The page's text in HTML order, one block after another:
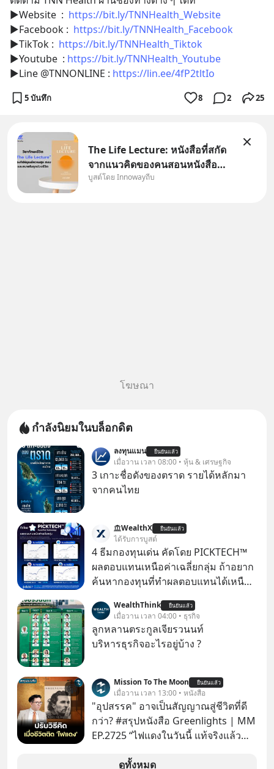
▶Website  : https://bit.ly/TNNHealth_Website
▶Facebook : https://bit.ly/TNNHealth_Facebook
▶TikTok : https://bit.ly/TNNHealth_Tiktok
▶Youtube  : https://bit.ly/TNNHealth_Youtube
▶Line @TNNONLINE : https://lin.ee/4fP2tltIo
5 บันทึก 8 2 25
The Life Lecture: หนังสือที่สกัด
จากแนวคิดของคนสอนหนังสือ
สวัสดีครับเพื่อนๆชาว
บูสต์โดย Innowayถีบ
โฆษณา
กำลังนิยมในบล็อกดิต
ลงทุนแมน ยืนยันแล้ว
เมื่อวาน เวลา 08:00 • หุ้น & เศรษฐกิจ
3 เกาะชื่อดังของตราด รายได้หลักมา
จากคนไทย
WealthX ยืนยันแล้ว
ได้รับการบูสต์
4 ธีมกองทุนเด่น คัดโดย PICKTECH™
ผลตอบแทนเหนือค่าเฉลี่ยกลุ่ม ถ้าอยาก
ค้นหากองทุนที่ทำผลตอบแทนได้เหนือ
ค้นหาข้อมูลและวิเคราะห์เองให้เสีย
เวลา แค่ใช้ PICKTECH™ บนแอป
WealthX ช่วยคัดกองทุนเด่นให้ได้
WealthThink ยืนยันแล้ว
เมื่อวาน เวลา 04:00 • ธุรกิจ
ลูกหลานตระกูลเจียรวนนท์
บริหารธุรกิจอะไรอยู่บ้าง ?
Mission To The Moon ยืนยันแล้ว
เมื่อวาน เวลา 13:00 • หนังสือ
"อุปสรรค" อาจเป็นสัญญาณสู่ชีวิตที่ดี
กว่า? #สรุปหนังสือ Greenlights | MM
EP.2725 “ไฟแดงในวันนี้ แท้จริงแล้ว
เปลี่ยนสี” McConaughey ดาราดาวรุ่ง
ดูทั้งหมด